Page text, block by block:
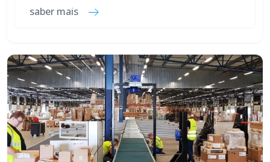
saber mais